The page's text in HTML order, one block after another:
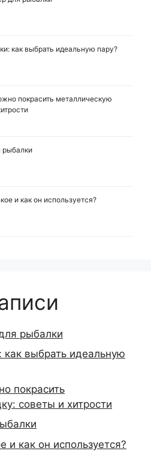
как выбрать идеальную пару?
покрасить металлическую
рыбалки
и как он используется?
рыбалки
выбрать идеальную
покрасить
советы и хитрости
и как он используется?